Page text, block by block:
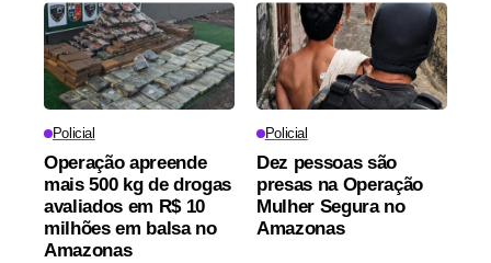
Policial
Operação apreende
mais 500 kg de drogas
avaliados em R$ 10
milhões em balsa no
Amazonas
Policial
Dez pessoas são
presas na Operação
Mulher Segura no
Amazonas